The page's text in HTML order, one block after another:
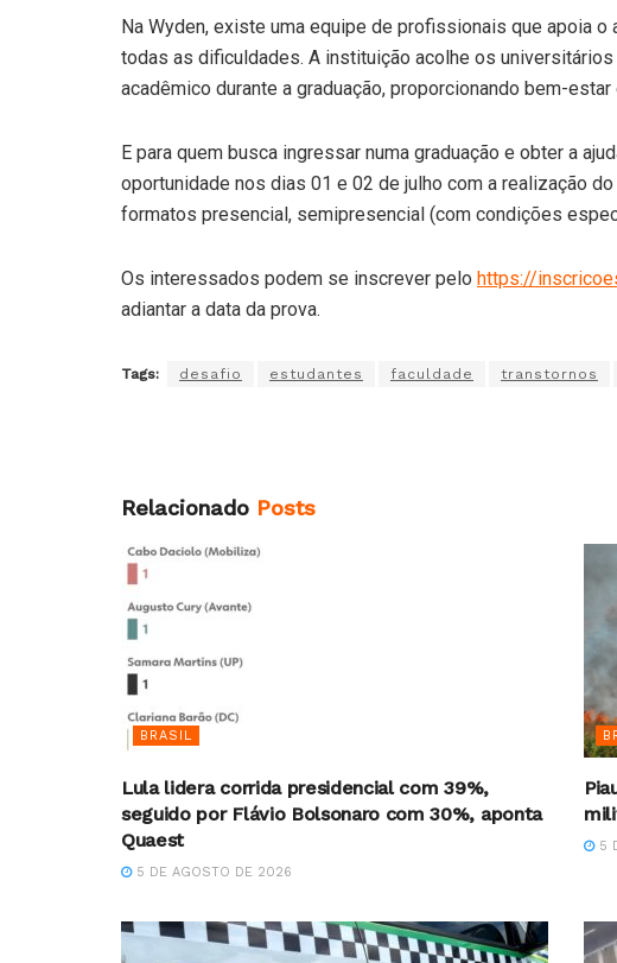
Na Wyden, existe uma equipe de profissionais que apoia
todas as dificuldades. A instituição acolhe os
acadêmico durante a graduação, proporcionando bem-
E para quem busca ingressar numa graduação e obter a
oportunidade nos dias 01 e 02 de julho com a realização
formatos presencial, semipresencial (com condições
Os interessados podem se inscrever pelo https://
adiantar a data da prova.
Tags: desafio estudantes faculdade transtornos
Relacionado Posts
BRASIL
Lula lidera corrida presidencial com 39%,
seguido por Flávio Bolsonaro com 30%, aponta
Quaest
5 DE AGOSTO DE 2026
5